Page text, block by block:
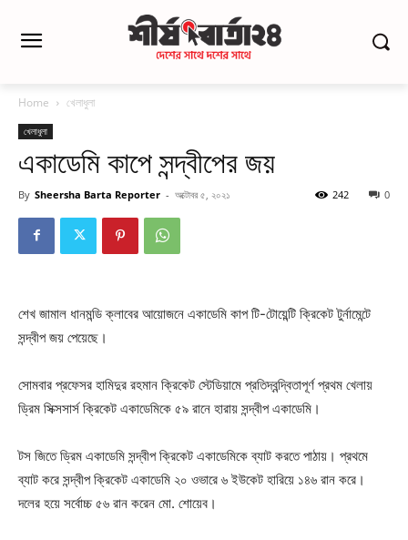
Home খেলাধুলা
খেলাধুলা
একাডেমি কাপে সন্দ্বীপের জয়
By Sheersha Barta Reporter - অক্টোবর ৫, ২০২১ 0
242
শেখ জামাল ধানমন্ডি ক্লাবের আয়োজনে একাডেমি কাপ টি-টোয়েন্টি ক্রিকেট টুর্নামেন্টে
সন্দ্বীপ জয় পেয়েছে।
সোমবার প্রফেসর হামিদুর রহমান ক্রিকেট স্টেডিয়ামে প্রতিদ্বন্দ্বিতাপূর্ণ প্রথম খেলায়
ড্রিম সিক্সসার্স ক্রিকেট একাডেমিকে ৫৯ রানে হারায় সন্দ্বীপ একাডেমি।
টস জিতে ড্রিম একাডেমি সন্দ্বীপ ক্রিকেট একাডেমিকে ব্যাট করতে পাঠায়। প্রথমে
ব্যাট করে সন্দ্বীপ ক্রিকেট একাডেমি ২০ ওভারে ৬ ইউকেট হারিয়ে ১৪৬ রান করে।
দলের হয়ে সর্বোচ্চ ৫৬ রান করেন মো. শোয়েব।